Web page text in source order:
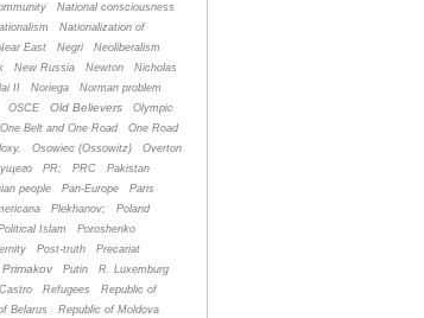
National consciousness
Nationalization of
East Negri
Neoliberalism
New Russia Newton
Nicholas
II Noriega
Norman problem
OSCE Old Believers
Olympic
One Belt and One Road One Road
Osowiec (Ossowitz)
Overton
PR; PRC Pakistan
people Pan-Europe
Paris
Plekhanov;
Poland
Islam
Poroshenko
Post-truth Precariat
Primakov Putin
R. Luxemburg
Refugees
Republic of
Belarus Republic of Moldova